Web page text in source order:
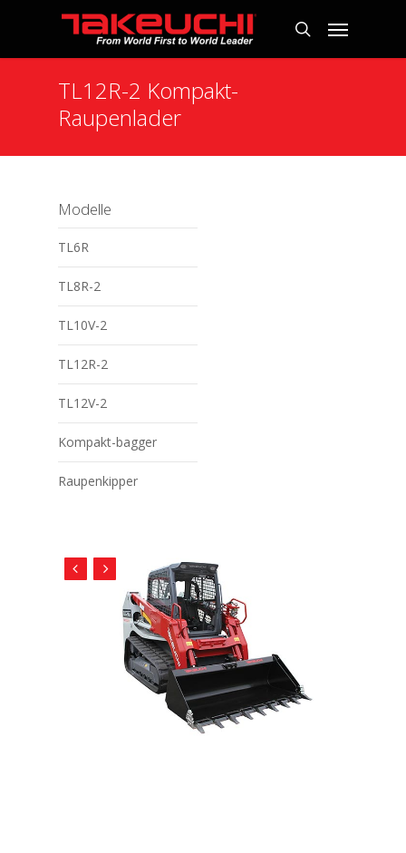
TL12R-2 Kompakt-
Raupenlader
Modelle
TL6R
TL8R-2
TL10V-2
TL12R-2
TL12V-2
Kompakt-bagger
Raupenkipper